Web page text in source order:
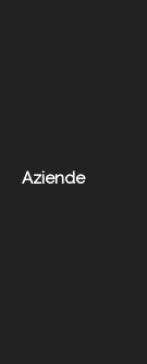
Aziende